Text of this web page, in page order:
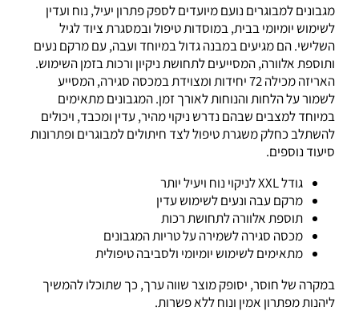
מגבונים למבוגרים נועם מיועדים לספק פתרון יעיל, נוח ועדין
לשימוש יומיומי בבית, במוסדות טיפול ובמסגרת ציוד לגיל
השלישי. הם מגיעים במבנה גדול במיוחד ועבה, עם מרקם נעים
ותוספת אלוורה, המסייעים לתחושת ניקיון ורכות בזמן השימוש.
האריזה מכילה 72 יחידות ומצוידת במכסה סגירה, המסייע
לשמור על הלחות והנוחות לאורך זמן. המגבונים מתאימים
במיוחד למצבים שבהם נדרש ניקוי מהיר, עדין ומכבד, ויכולים
להשתלב כחלק משגרת טיפול לצד חיתולים למבוגרים ופתרונות
סיעוד נוספים.
גודל XXL לניקוי נוח ויעיל יותר
מרקם עבה ונעים לשימוש עדין
תוספת אלוורה לתחושת רכות
מכסה סגירה לשמירה על טריות המגבונים
מתאימים לשימוש יומיומי ולסביבה טיפולית
במקרה של חוסר, יסופק מוצר שווה ערך, כך שתוכלו להמשיך
ליהנות מפתרון אמין ונוח ללא פשרות.